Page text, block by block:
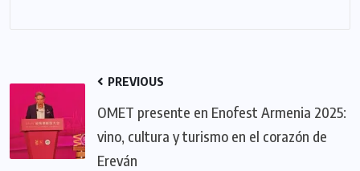
PREVIOUS
OMET presente en Enofest Armenia 2025:
vino, cultura y turismo en el corazón de
Ereván